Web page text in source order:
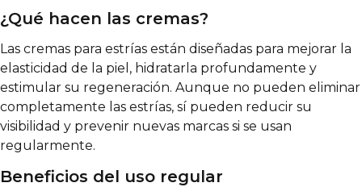
¿Qué hacen las cremas?
Las cremas para estrías están diseñadas para mejorar la
elasticidad de la piel, hidratarla profundamente y
estimular su regeneración. Aunque no pueden eliminar
completamente las estrías, sí pueden reducir su
visibilidad y prevenir nuevas marcas si se usan
regularmente.
Beneficios del uso regular